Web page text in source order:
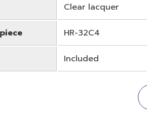
Clear lacquer
HR-32C4
Included